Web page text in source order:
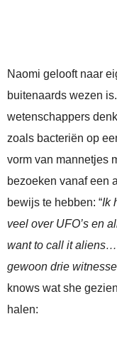
Naomi gelooft naar
buitenaards wezen
wetenschappers
zoals bacteriën op
vorm van mannetjes
bezoeken vanaf een
bewijs te hebben: “Ik
veel over UFO’s en
want to call it aliens…
gewoon drie
knows wat she
halen: